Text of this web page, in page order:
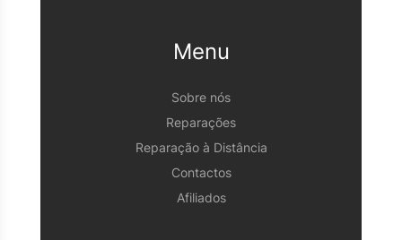
Menu
Sobre nós
Reparações
Reparação à Distância
Contactos
Afiliados